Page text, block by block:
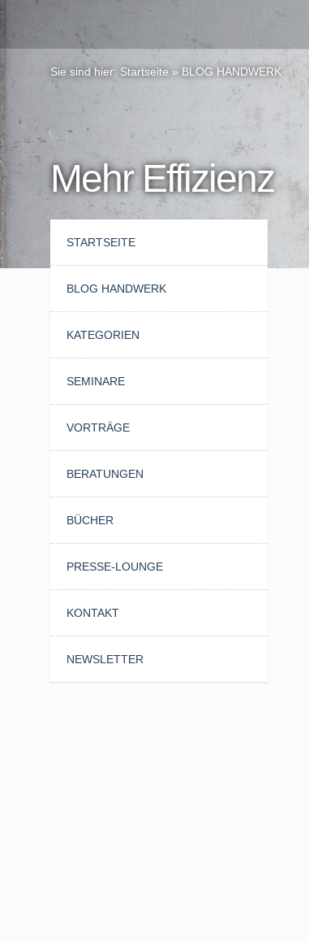
Sie sind hier: Startseite » BLOG HANDWERK
Mehr Effizienz
STARTSEITE
BLOG HANDWERK
KATEGORIEN
SEMINARE
VORTRÄGE
BERATUNGEN
BÜCHER
PRESSE-LOUNGE
KONTAKT
NEWSLETTER